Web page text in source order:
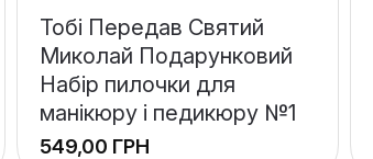
Тобі Передав Святий
Миколай Подарунковий
Набір пилочки для
манікюру і педикюру №1
ГРН